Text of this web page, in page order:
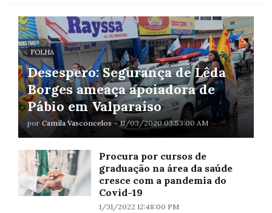
FOLHA
Desespero: Segurança de Lêda
Borges ameaça apoiadora de
Pábio em Valparaíso
por Camila Vasconcelos - 11/03/2020 03:53:00 AM
Procura por cursos de
graduação na área da saúde
cresce com a pandemia do
Covid-19
1/31/2022 12:48:00 PM